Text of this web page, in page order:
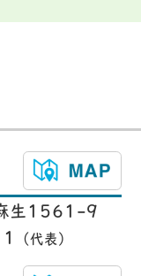
生1561-9
（代表）